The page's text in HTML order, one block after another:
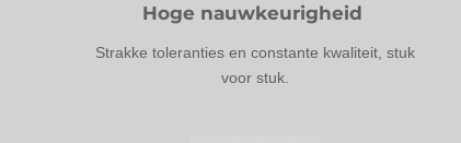
Hoge nauwkeurigheid
Strakke toleranties en constante kwaliteit, stuk
voor stuk.